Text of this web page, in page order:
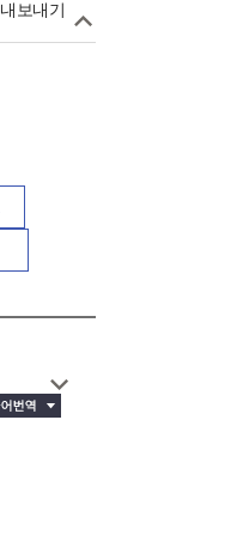
내보내기